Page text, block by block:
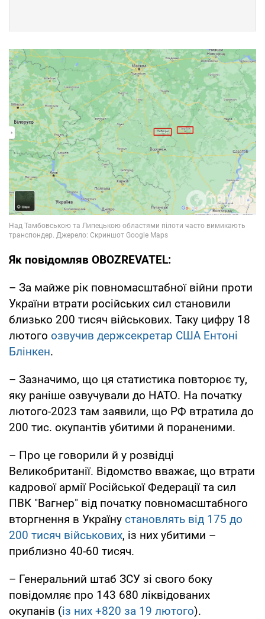
Як повідомляв OBOZREVATEL:
– За майже рік повномасштабної війни проти
України втрати російських сил становили
близько 200 тисяч військових. Таку цифру 18
лютого озвучив держсекретар США Ентоні
Блінкен.
– Зазначимо, що ця статистика повторює ту,
яку раніше озвучували до НАТО. На початку
лютого-2023 там заявили, що РФ втратила до
200 тис. окупантів убитими й пораненими.
– Про це говорили й у розвідці
Великобританії. Відомство вважає, що втрати
кадрової армії Російської Федерації та сил
ПВК "Вагнер" від початку повномасштабного
вторгнення в Україну становлять від 175 до
200 тисяч військових, із них убитими –
приблизно 40-60 тисяч.
– Генеральний штаб ЗСУ зі свого боку
повідомляє про 143 680 ліквідованих
окупанів (із них +820 за 19 лютого).